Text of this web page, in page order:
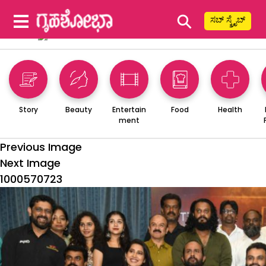
⚲ ಸಬ್ ಸ್ಕ್ರೈಬ್
Story Beauty
Entertain
ment
Food Health
Previous Image
Next Image
1000570723